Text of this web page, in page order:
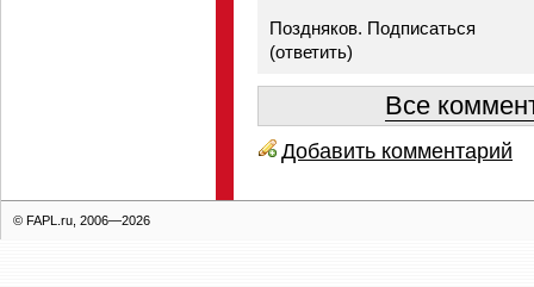
Поздняков. Подписаться
(ответить)
Все
Добавить комментарий
© FAPL.ru, 2006—2026